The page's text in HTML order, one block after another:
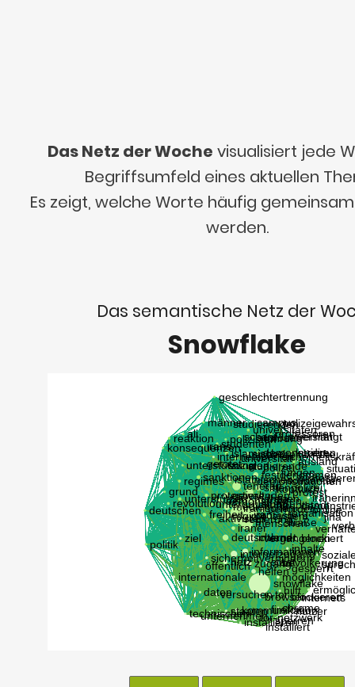
Das Netz der Woche visualisiert jede
Begriffsumfeld eines aktuellen
Es zeigt, welche Worte häufig
werden.
Das semantische Netz der
Snowflake